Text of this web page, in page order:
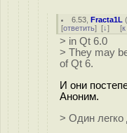
6.53 ,Fracta1L
[ответить] [↓] [
> in Qt 6.0
> They may
of Qt 6.
И они
Аноним.
> Один легко